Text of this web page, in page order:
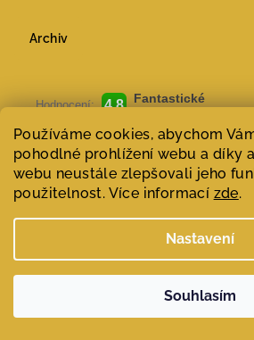
Používáme cookies, abychom
pohodlné prohlížení webu a díky
webu neustále zlepšovali jeho
použitelnost. Více informací zde.
Nastavení
Souhlasím
Archiv